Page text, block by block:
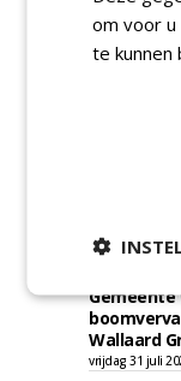
donderdag 6
dinsdag 4
Provincie
Wallaard
vrijdag 31 juli
om voor
te kunnen